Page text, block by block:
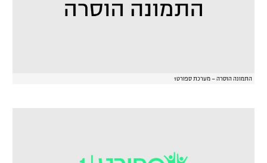
התמונה הוסרה – מערכת ספורט1